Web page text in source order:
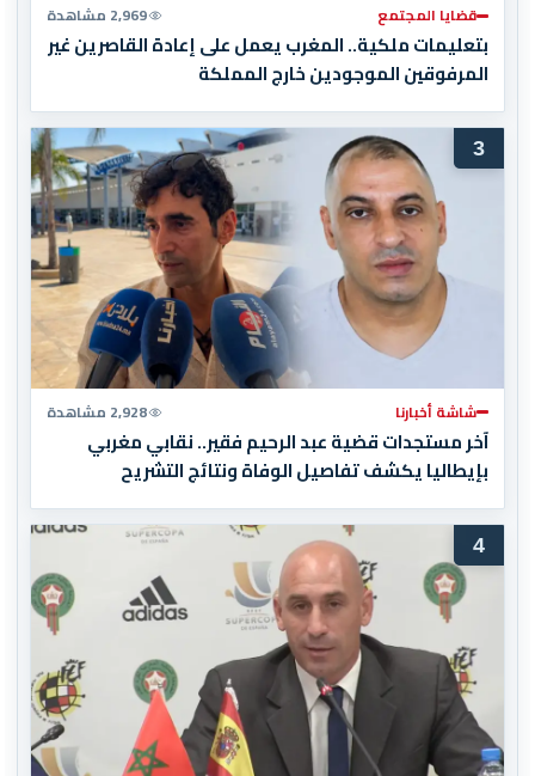
قضايا المجتمع 2,969 مشاهدة
بتعليمات ملكية.. المغرب يعمل على إعادة القاصرين غير
المرفوقين الموجودين خارج المملكة
3
شاشة أخبارنا 2,928 مشاهدة
آخر مستجدات قضية عبد الرحيم فقير.. نقابي مغربي
بإيطاليا يكشف تفاصيل الوفاة ونتائج التشريح
4